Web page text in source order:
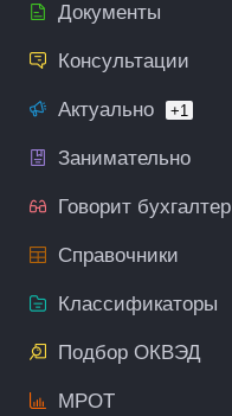
Документы
Консультации
Актуально +1
Занимательно
Говорит бухгалтер
Справочники
Классификаторы
Подбор ОКВЭД
МРОТ